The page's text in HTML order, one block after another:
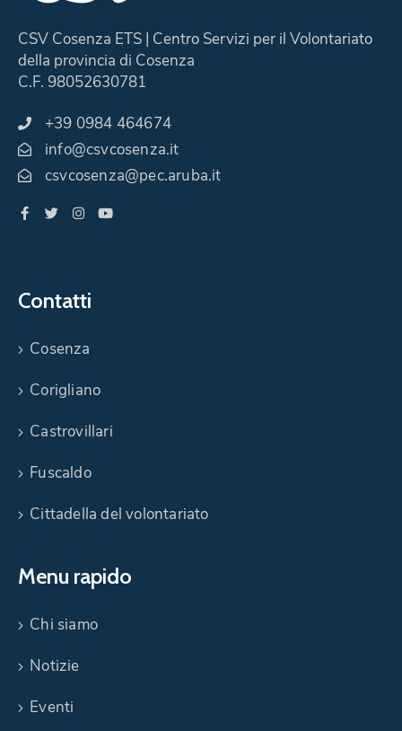
CSV Cosenza ETS | Centro Servizi per il Volontariato
della provincia di Cosenza
C.F. 98052630781
+39 0984 464674
info@csvcosenza.it
csvcosenza@pec.aruba.it
Contatti
Cosenza
Corigliano
Castrovillari
Fuscaldo
Cittadella del volontariato
Menu rapido
Chi siamo
Notizie
Eventi